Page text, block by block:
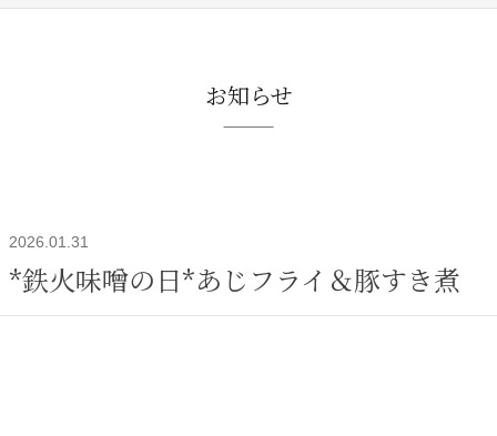
お知らせ
2026.01.31
*鉄火味噌の日*あじフライ＆豚すき煮